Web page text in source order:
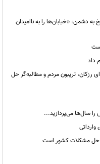
دشمن: «خیابان‌ها را به ناامیدان
داد
تریبون مردم و مطالبه‌گر حل
حل مشکلات کشور است